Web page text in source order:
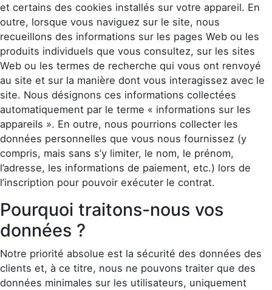
et certains des cookies installés sur votre appareil. En
outre, lorsque vous naviguez sur le site, nous
recueillons des informations sur les pages Web ou les
produits individuels que vous consultez, sur les sites
Web ou les termes de recherche qui vous ont renvoyé
au site et sur la manière dont vous interagissez avec le
site. Nous désignons ces informations collectées
automatiquement par le terme « informations sur les
appareils ». En outre, nous pourrions collecter les
données personnelles que vous nous fournissez (y
compris, mais sans s’y limiter, le nom, le prénom,
l’adresse, les informations de paiement, etc.) lors de
l’inscription pour pouvoir exécuter le contrat.
Pourquoi traitons-nous vos
données ?
Notre priorité absolue est la sécurité des données des
clients et, à ce titre, nous ne pouvons traiter que des
données minimales sur les utilisateurs, uniquement